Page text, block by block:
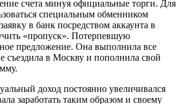
счета минуя официальные торги. Для
специальным обменником
в банк посредством аккаунта в
«пропуск». Потерпевшую
предложение. Она выполнила все
съездила в Москву и пополнила свой
доход постоянно увеличивался
заработать таким образом и своему